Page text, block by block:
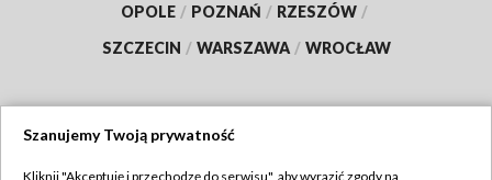
OPOLE / POZNAŃ / RZESZÓW /
SZCZECIN / WARSZAWA / WROCŁAW
Szanujemy Twoją prywatność
Kliknij "Akceptuję i przechodzę do serwisu", aby wyrazić zgody na